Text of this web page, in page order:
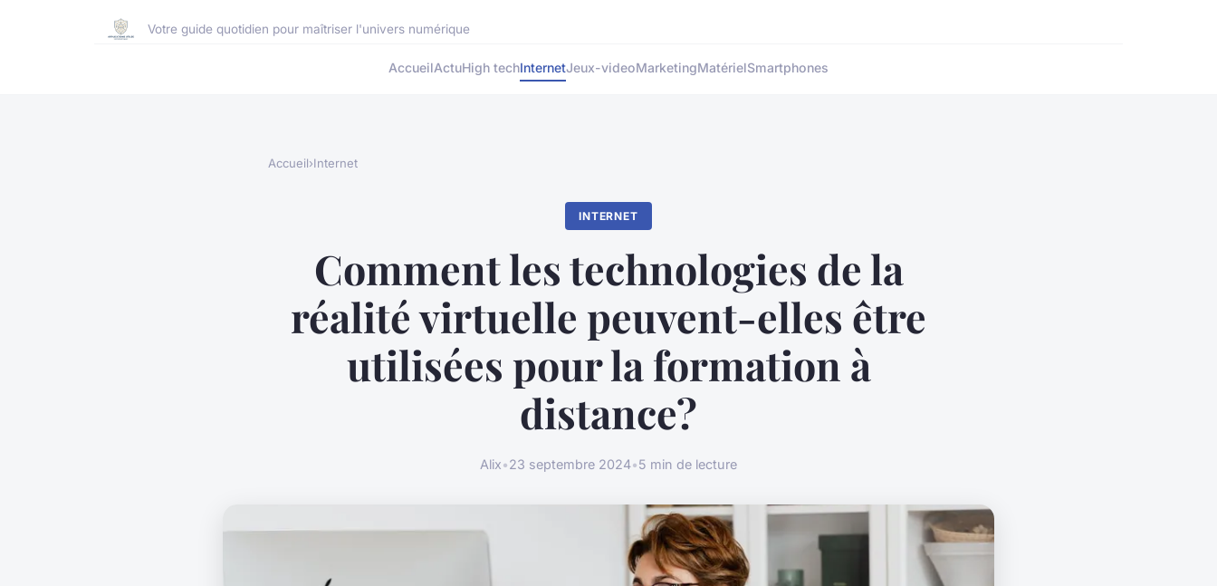
Votre guide quotidien pour maîtriser l'univers numérique
AccueilActuHigh techInternetJeux-videoMarketingMatérielSmartphones
Accueil›Internet
INTERNET
Comment les technologies de la
réalité virtuelle peuvent-elles être
utilisées pour la formation à
distance?
Alix•23 septembre 2024•5 min de lecture